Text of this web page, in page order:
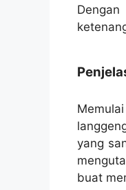
yang
buat